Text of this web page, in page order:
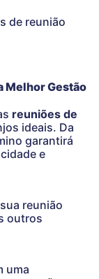
de reunião
Melhor Gestão
reuniões de
ideais. Da
garantirá
e
reunião
outros
uma